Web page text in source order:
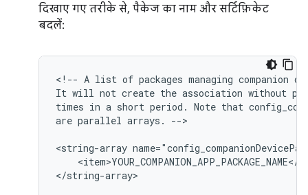
दिखाए गए तरीके से, पैकेज का नाम और सर्टिफ़िकेट
बदलें:
<!-- A list of packages managing companion
It will not create the association without
times in a short period. Note that
are parallel arrays. -->
<string-array
<item>YOUR_COMPANION_APP_PACKAGE_NAME</
</string-array>